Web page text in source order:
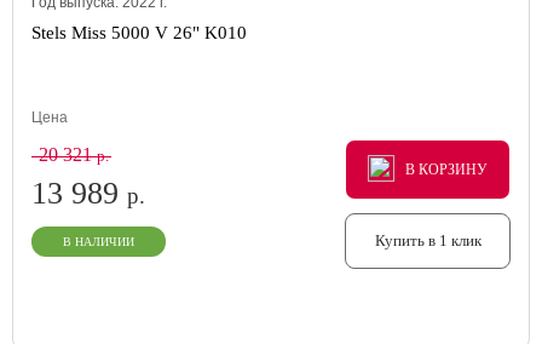
Stels Miss 5000 V 26" K010
Цена
20 321р.
13 989 р.
В НАЛИЧИИ
В КОРЗИНУ
В КОРЗИНУ
В КОРЗИНУ
Купить в 1 клик